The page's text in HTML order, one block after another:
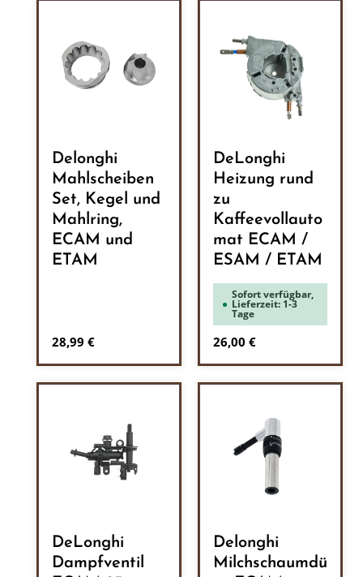
Delonghi
Mahlscheiben
Set, Kegel und
Mahlring,
ECAM und
ETAM
Regulärer Preis:
28,99 €
DeLonghi
Heizung rund
zu
Kaffeevollauto
mat ECAM /
ESAM / ETAM
Sofort verfügbar,
Lieferzeit: 1-3
Tage
Regulärer Preis:
26,00 €
DeLonghi
Dampfventil
Delonghi
Milchschaumdü